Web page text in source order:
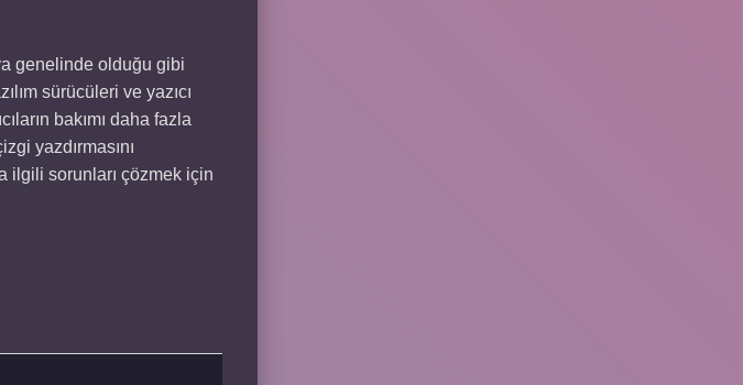
genelinde olduğu gibi
sürücüleri ve yazıcı
bakımı daha fazla
yazdırmasını
ilgili sorunları çözmek için